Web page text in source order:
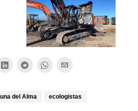
del Alma
ecologistas